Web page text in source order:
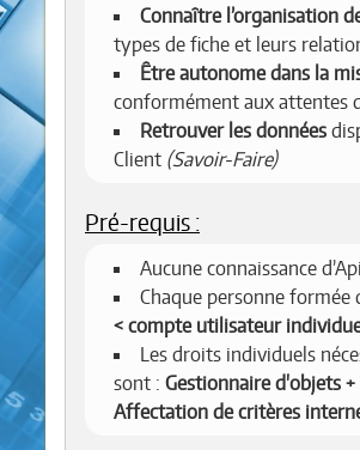
Connaître l’organisation
types de fiche et leurs
Être autonome dans la
conformément aux attentes
Retrouver les données
Client (Savoir-Faire)
Pré-requis :
Aucune connaissance
Chaque personne formée
compte utilisateur
Les droits individuels
sont : Gestionnaire d'objets +
Affectation de critères